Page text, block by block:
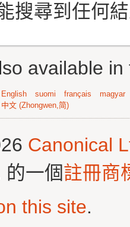
搜尋到任何
available
English suomi français
magyar
中文 (Zhongwen,简)
Canonical
一個註冊商
this site.